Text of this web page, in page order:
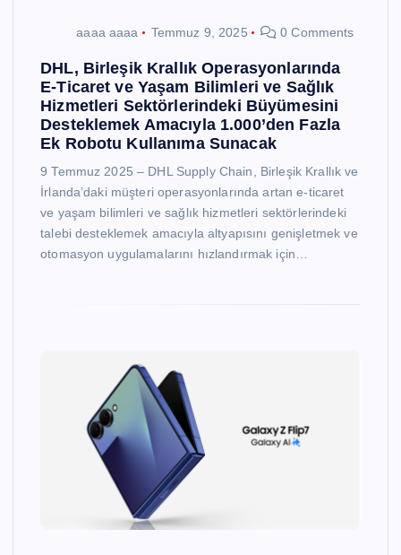
aaaa aaaa Temmuz 9, 2025 0 Comments
DHL, Birleşik Krallık Operasyonlarında
E-Ticaret ve Yaşam Bilimleri ve Sağlık
Hizmetleri Sektörlerindeki Büyümesini
Desteklemek Amacıyla 1.000’den Fazla
Ek Robotu Kullanıma Sunacak
9 Temmuz 2025 – DHL Supply Chain, Birleşik Krallık ve
İrlanda’daki müşteri operasyonlarında artan e-ticaret
ve yaşam bilimleri ve sağlık hizmetleri sektörlerindeki
talebi desteklemek amacıyla altyapısını genişletmek ve
otomasyon uygulamalarını hızlandırmak için…